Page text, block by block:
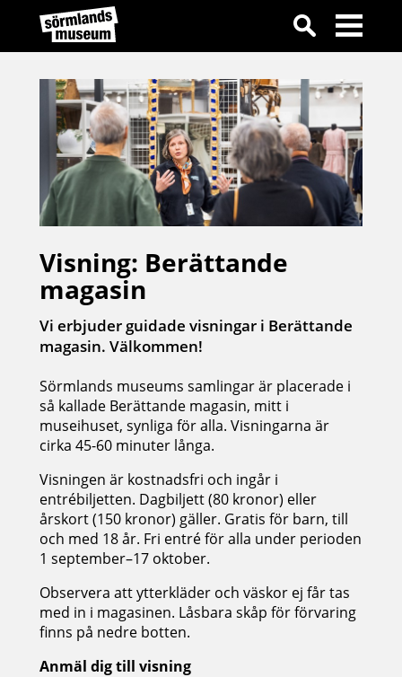
Visning: Berättande
magasin
Vi erbjuder guidade visningar i Berättande
magasin. Välkommen!
Sörmlands museums samlingar är placerade i
så kallade Berättande magasin, mitt i
museihuset, synliga för alla. Visningarna är
cirka 45-60 minuter långa.
Visningen är kostnadsfri och ingår i
entrébiljetten. Dagbiljett (80 kronor) eller
årskort (150 kronor) gäller. Gratis för barn, till
och med 18 år. Fri entré för alla under perioden
1 september–17 oktober.
Observera att ytterkläder och väskor ej får tas
med in i magasinen. Låsbara skåp för förvaring
finns på nedre botten.
Anmäl dig till visning